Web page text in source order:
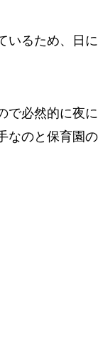
いるため、日に
で必然的に夜に
なのと保育園の